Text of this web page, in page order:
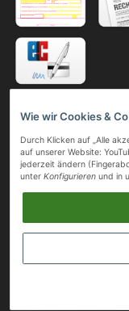
Telefon:
+49 (0)211 41 05 24
Telefax:
+49 (0)211 41 24 46
Wie wir Cookies &
Durch Klicken auf „Alle
auf unserer Website:
jederzeit ändern
unter Konfigurieren und in